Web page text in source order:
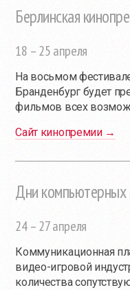
Берлинская
18 – 25 апреля
На восьмом
Бранденбург будет
фильмов всех
Сайт кинопремии →
Дни компьютерных
24 – 27 апреля
Коммуникационная
видео-игровой
количества